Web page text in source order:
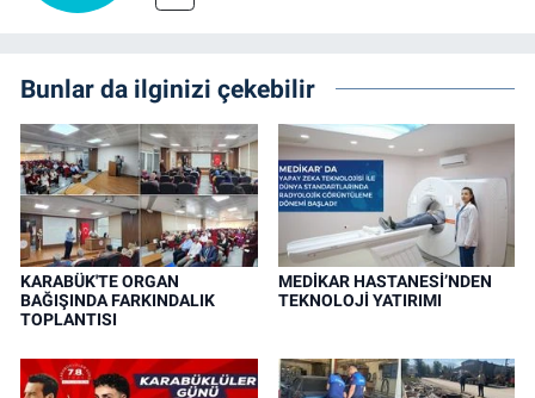
Bunlar da ilginizi çekebilir
KARABÜK'TE ORGAN
BAĞIŞINDA FARKINDALIK
TOPLANTISI
MEDİKAR HASTANESİ’NDEN
TEKNOLOJİ YATIRIMI